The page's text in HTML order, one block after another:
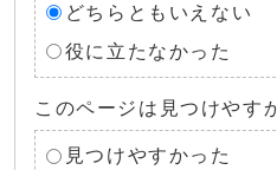
どちらともいえない
役に立たなかった
このページは見つけやす
見つけやすかった